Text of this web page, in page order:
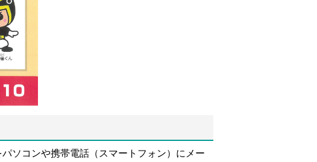
ソコンや携帯電話（スマートフォン）にメー